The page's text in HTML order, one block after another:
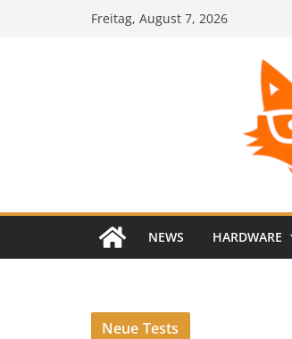
Freitag, August 7, 2026
NEWS HARDWARE
Neue Tests